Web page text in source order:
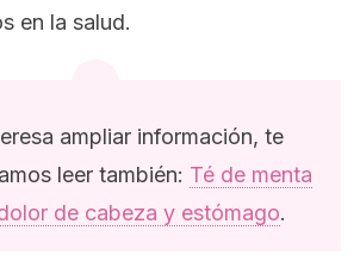
en la salud.
ampliar información, te
leer también: Té de menta
de cabeza y estómago.